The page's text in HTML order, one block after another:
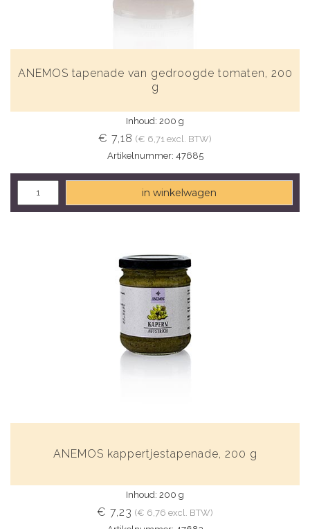
ANEMOS tapenade van gedroogde tomaten, 200
g
Inhoud: 200 g
€ 7,18 (€ 6,71 excl. BTW)
Artikelnummer: 47685
in winkelwagen
ANEMOS kappertjestapenade, 200 g
Inhoud: 200 g
€ 7,23 (€ 6,76 excl. BTW)